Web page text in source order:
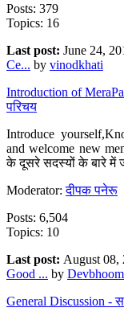
Posts: 379
Topics: 16
Last post: June 24,
Ce... by vinodkhati
Introduction of
परिचय
Introduce
and welcome new
के दूसरे सदस्यों के बारे में
Moderator:दीपक पनेरू
Posts: 6,504
Topics: 10
Last post: August 08,
Good ... by
General Discussion -